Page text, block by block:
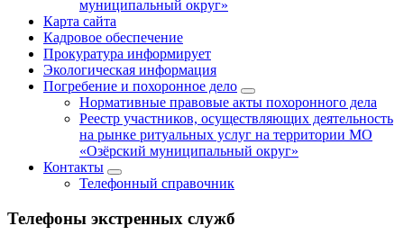
муниципальный округ»
Карта сайта
Кадровое обеспечение
Прокуратура информирует
Экологическая информация
Погребение и похоронное дело
Нормативные правовые акты похоронного дела
Реестр участников, осуществляющих деятельность
на рынке ритуальных услуг на территории МО
«Озёрский муниципальный округ»
Контакты
Телефонный справочник
Телефоны экстренных служб